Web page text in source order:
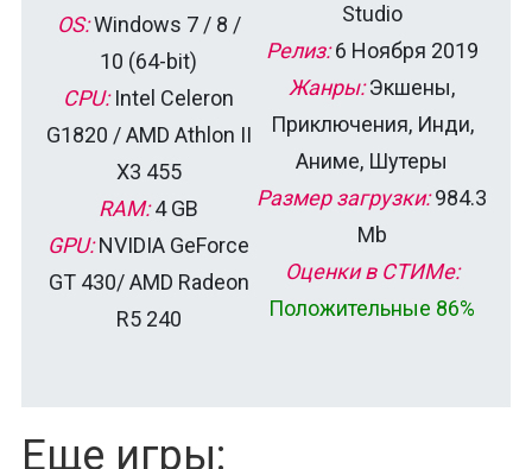
OS:Windows 7 / 8 /
10 (64-bit)
CPU:Intel Celeron
G1820 / AMD Athlon II
X3 455
RAM:4 GB
GPU:NVIDIA GeForce
GT 430/ AMD Radeon
R5 240
Studio
Релиз:6 Ноября 2019
Жанры:Экшены,
Приключения, Инди,
Аниме, Шутеры
Размер загрузки:984.3
Mb
Оценки в СТИМе:
Положительные 86%
Еще игры: